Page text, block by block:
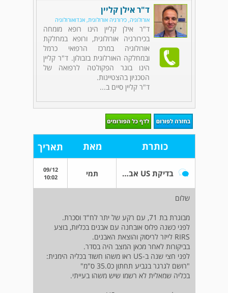
ד"ר אילן קליין
אורולוגיה, כירורגיה אורולוגית, אנדואורולוגיה
ד"ר אילן קליין הינו רופא מומחה
בכירורגיה אורולוגית, ורופא במחלקת
אורולוגיה במרכז הרפואי כרמל
ובמחלקה האורלוגית בזבולון. ד"ר קליין
הינו בוגר הפקולטה לרפואה של
הטכניון בהצטיינות.
ד"ר קליין סיים ב...
כותרת מאת תאריך
בדיקת US אבנים בכליות תמי
09/12
10:02
שלום
מבוגרת בת 71, עם רקע של יתר לח"ד וסכרת.
לפני כשנה פלוס אובחנה עם אבנים בכליות, בוצע
RIRS לייזר לריסוק והוצאת האבנים.
בביקורות לאחר מכאן המצב היה בסדר.
לפני חצי שנה ב-US ראו משהו חשוד בכליה הימנית:
"רושם לגרגר בגביע תחתון כ35.0 ס"מ"
בכליה שמאלית לא רשמו שיש משהו בעייתי.